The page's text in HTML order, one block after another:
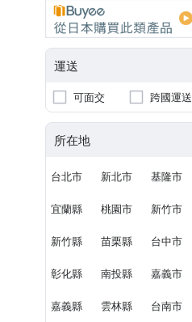
運送
可面交 跨國運送
所在地
台北市 新北市 基隆市
宜蘭縣 桃園市 新竹市
新竹縣 苗栗縣 台中市
彰化縣 南投縣 嘉義市
嘉義縣 雲林縣 台南市